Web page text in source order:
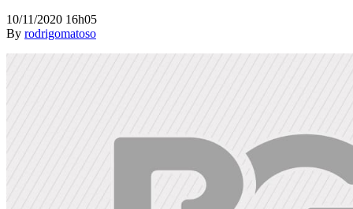
10/11/2020 16h05
By rodrigomatoso